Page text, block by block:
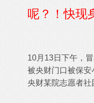
呢？！快现
10月13日下午，
被央财门口被保
央财某院志愿者社